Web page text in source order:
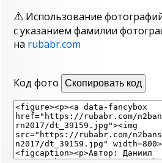
Использование
с указанием фамилии
на rubabr.com
Код фото Скопировать код